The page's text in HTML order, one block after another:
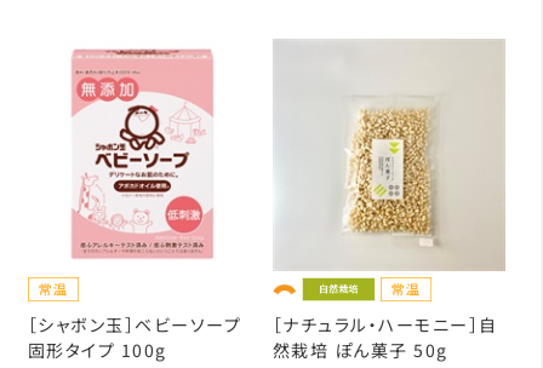
［シャボン玉］ベビーソープ
固形タイプ 100g
［ナチュラル・ハーモニー］自
然栽培 ぽん菓子 50g